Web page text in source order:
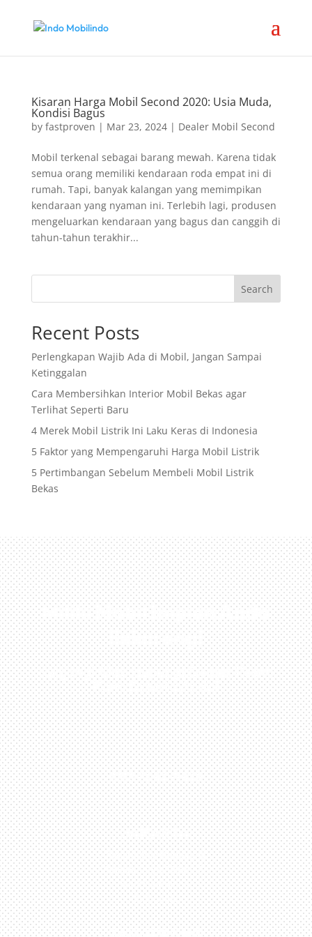
Kisaran Harga Mobil Second 2020: Usia Muda,
Kondisi Bagus
by fastproven | Mar 23, 2024| Dealer Mobil Second
Mobil terkenal sebagai barang mewah. Karena tidak
semua orang memiliki kendaraan roda empat ini di
rumah. Tapi, banyak kalangan yang memimpikan
kendaraan yang nyaman ini. Terlebih lagi, produsen
mengeluarkan kendaraan yang bagus dan canggih di
tahun-tahun terakhir...
Search
Recent Posts
Perlengkapan Wajib Ada di Mobil, Jangan Sampai
Ketinggalan
Cara Membersihkan Interior Mobil Bekas agar
Terlihat Seperti Baru
4 Merek Mobil Listrik Ini Laku Keras di Indonesia
5 Faktor yang Mempengaruhi Harga Mobil Listrik
5 Pertimbangan Sebelum Membeli Mobil Listrik
Bekas
Miliki Mobil Impian Anda
Sekarang!
Kunjungi Atau Hubungi Dealer Resmi
Kami Di Kota Anda!
0813-1054-7548
JAKARTA
Perumahan Boulevard
Taman Surya 3 Blok h2,
No.27, Jakarta –
Indonesia